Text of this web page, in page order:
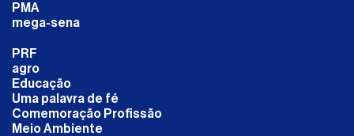
PMA
mega-sena
PRF
agro
Educação
Uma palavra de fé
Comemoração Profissão
Meio Ambiente